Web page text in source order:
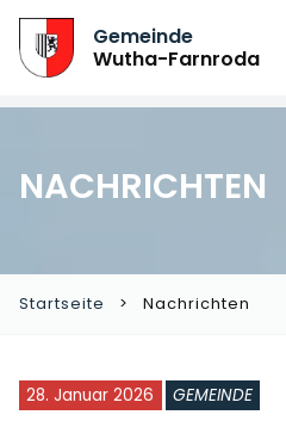
Gemeinde
Wutha-Farnroda
NACHRICHTEN
Startseite Nachrichten
28. Januar 2026 GEMEINDE